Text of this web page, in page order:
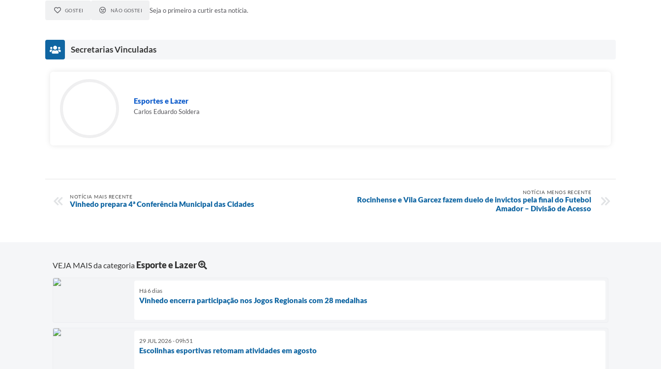
GOSTEI NÃO GOSTEI Seja o primeiro a curtir esta notícia.
Secretarias Vinculadas
Esportes e Lazer
Carlos Eduardo Soldera
NOTÍCIA MAIS RECENTE
Vinhedo prepara 4ª Conferência Municipal das Cidades
NOTÍCIA MENOS RECENTE
Rocinhense e Vila Garcez fazem duelo de invictos pela final do Futebol
Amador – Divisão de Acesso
VEJA MAIS da categoria Esporte e Lazer
Há 6 dias
Vinhedo encerra participação nos Jogos Regionais com 28 medalhas
29 JUL 2026 - 09h51
Escolinhas esportivas retomam atividades em agosto